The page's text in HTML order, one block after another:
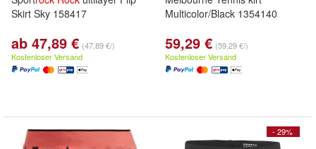
Skirt Sky 158417
ab 47,89 € (47,89 €/)
Kostenloser Versand
Multicolor/Black 1354140
59,29 € (59,29 €/)
Kostenloser Versand
- 29%